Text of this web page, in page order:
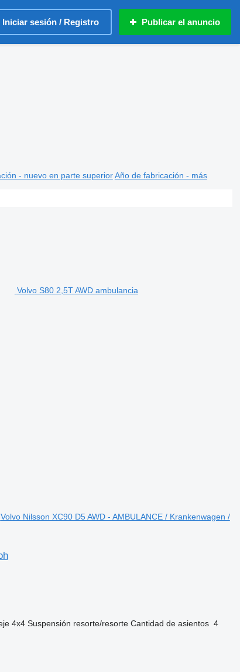
Iniciar sesión / Registro Publicar el anuncio
- nuevo en parte superior Año de fabricación - más
Volvo S80 2,5T AWD ambulancia
Volvo Nilsson XC90 D5 AWD - AMBULANCE / Krankenwagen /
4x4 Suspensión resorte/resorte Cantidad de asientos 4